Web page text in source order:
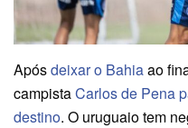
Apósdeixar o Bahiaao
campistaCarlos de Pena
destino. O uruguaio tem